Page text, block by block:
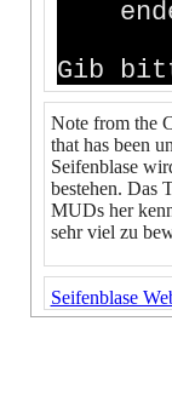
Gib
Note from the
that has been
Seifenblase
bestehen. Das
MUDs her
sehr viel zu
Seifenblase